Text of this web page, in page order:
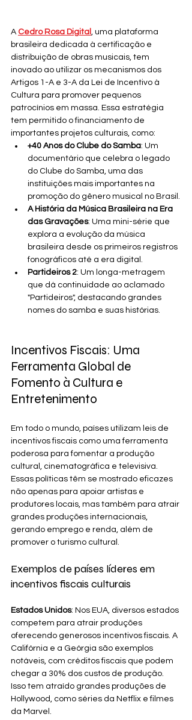
A Cedro Rosa Digital
, uma plataforma
brasileira dedicada à certificação e
distribuição de obras musicais, tem
inovado ao utilizar os mecanismos dos
Artigos 1-A e 3-A da Lei de Incentivo à
Cultura para promover pequenos
patrocínios em massa. Essa estratégia
tem permitido o financiamento de
importantes projetos culturais, como:
+40 Anos do Clube do Samba: Um
documentário que celebra o legado
do Clube do Samba, uma das
instituições mais importantes na
promoção do gênero musical no Brasil.
A História da Música Brasileira na Era
das Gravações: Uma mini-série que
explora a evolução da música
brasileira desde os primeiros registros
fonográficos até a era digital.
Partideiros 2: Um longa-metragem
que dá continuidade ao aclamado
"Partideiros", destacando grandes
nomes do samba e suas histórias.
Incentivos Fiscais: Uma
Ferramenta Global de
Fomento à Cultura e
Entretenimento
Em todo o mundo, países utilizam leis de
incentivos fiscais como uma ferramenta
poderosa para fomentar a produção
cultural, cinematográfica e televisiva.
Essas políticas têm se mostrado eficazes
não apenas para apoiar artistas e
produtores locais, mas também para atrair
grandes produções internacionais,
gerando emprego e renda, além de
promover o turismo cultural.
Exemplos de países líderes em
incentivos fiscais culturais
Estados Unidos: Nos EUA, diversos estados
competem para atrair produções
oferecendo generosos incentivos fiscais. A
Califórnia e a Geórgia são exemplos
notáveis, com créditos fiscais que podem
chegar a 30% dos custos de produção.
Isso tem atraído grandes produções de
Hollywood, como séries da Netflix e filmes
da Marvel.